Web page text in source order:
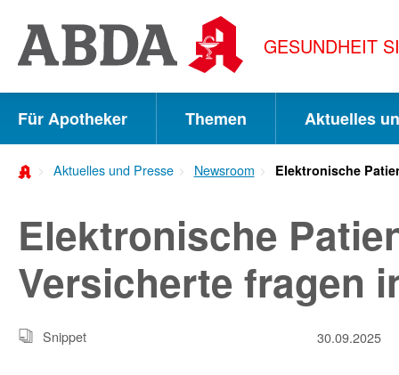
direkt
zu:
zur
Hauptnavigation
Meta-
zum
Inhalt
Suche
GESUNDHEIT
Für Apotheker Themen Aktuelles
Aktuelles und Presse Newsroom Elektronische
Elektronische
Versicherte fragen
Snippet 30.09.2025